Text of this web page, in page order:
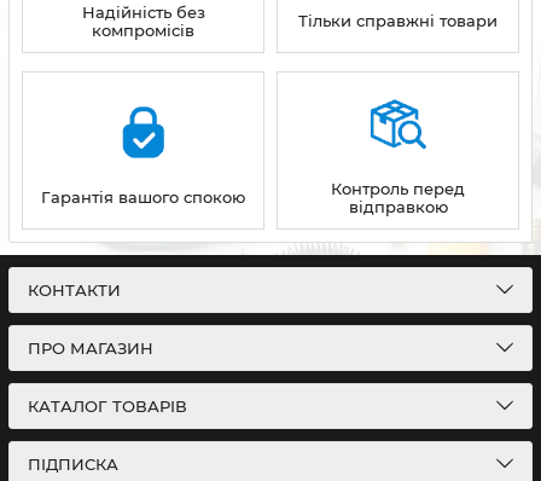
Надійність без
компромісів
Тільки справжні товари
Гарантія вашого спокою
Контроль перед
відправкою
КОНТАКТИ
ПРО МАГАЗИН
КАТАЛОГ ТОВАРІВ
ПІДПИСКА